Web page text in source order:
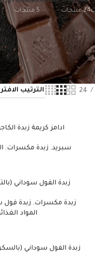
24 منتجات
5 منتجات
24
ادامز كريمة زبدة الكاجو –
سبريد, زبدة مكسرات,
زبدة الفول سوداني (بالتمر) –
زبدة مكسرات, زبدة فول
المواد
زبدة الفول سوداني